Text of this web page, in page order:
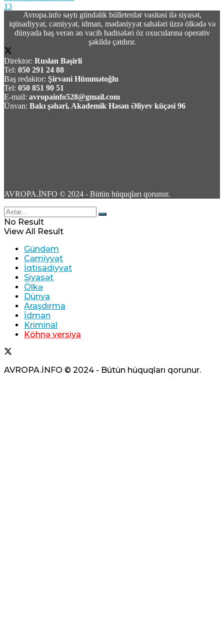
Avropa.info saytı gündəlik bülletenlər vasitəsi ilə siyasət,
iqtisadiyyat, cəmiyyət, idman, mədəniyyət sahələri üzrə ölkədə və
dünyada baş verən ən vacib hadisələri öz oxucularına operativ
şəkildə çatdırır.
Direktor: Ruslan Bəşirli
Tel: 050 291 24 88
Baş redaktor: Şirvani Hümmətoğlu
Tel: 050 851 90 51
E-mail: avropainfo528@gmail.com
Ünvan: Bakı şəhəri, Akademik Həsən Əliyev küçəsi 96
AVROPA.İNFO © 2024 - Bütün hüquqları qorunur.
No Result
View All Result
Gündəm
Cəmiyyət
İqtisadiyyat
Siyasət
Ölkə
Dünya
Araşdırma
İdman
Kriminal
Köhnə versiya
AVROPA.İNFO © 2024 - Bütün hüquqları qorunur.